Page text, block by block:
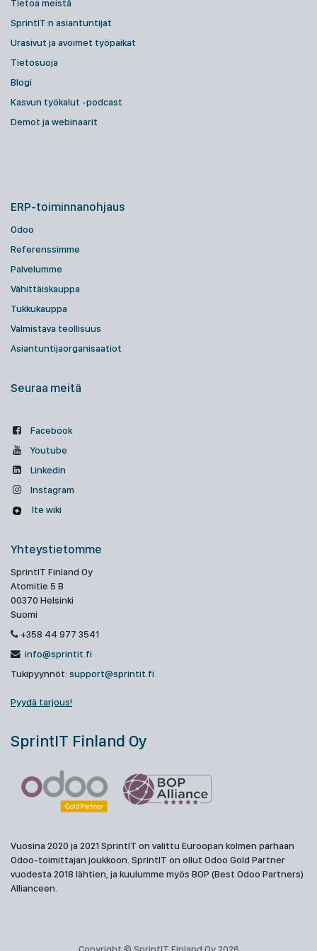
Tietoa meistä
SprintIT:n asiantuntijat
Urasivut ja avoimet työpaikat
Tietosuoja
Blogi
Kasvun työkalut -podcast
Demot ja webinaarit
ERP-toiminnanohjaus
Odoo
Referenssimme
Palvelumme
Vähittäiskauppa
Tukkukauppa
Valmistava teollisuus
Asiantuntijaorganisaatiot
Seuraa meitä
Facebook
Youtube
Linkedin
Instagram
Ite wiki
Yhteystietomme
SprintIT Finland Oy
Atomitie 5 B
00370 Helsinki
Suomi
+358 44 977 3541
info@sprintit.fi
Tukipyynnöt: support@sprintit.fi
Pyydä tarjous!
SprintIT Finland Oy
Vuosina 2020 ja 2021 SprintIT on valittu Euroopan kolmen parhaan
Odoo-toimittajan joukkoon. SprintIT on ollut Odoo Gold Partner
vuodesta 2018 lähtien, ja kuulumme myös BOP (Best Odoo Partners)
Allianceen.
Copyright © SprintIT Finland Oy 2026